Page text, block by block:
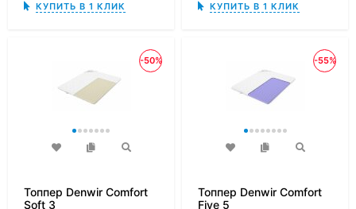
КУПИТЬ В 1 КЛИК КУПИТЬ В 1 КЛИК
-50%
Топпер Denwir Comfort
Soft 3
-55%
Топпер Denwir Comfort
Five 5